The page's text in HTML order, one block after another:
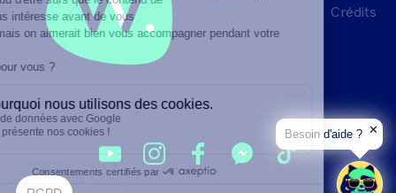
Crédits
Besoin d'aide ? ✕